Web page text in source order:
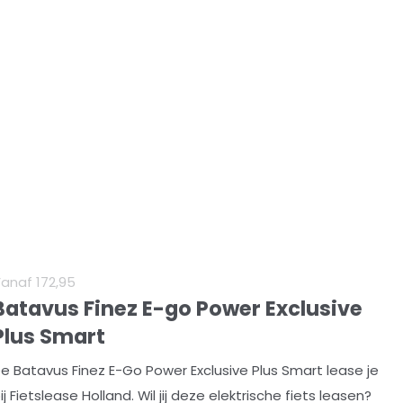
172,95
Finez E-go Power Exclusive
Smart
Batavus Finez E-Go Power Exclusive Plus Smart lease je
Fietslease Holland. Wil jij deze elektrische fiets leasen?